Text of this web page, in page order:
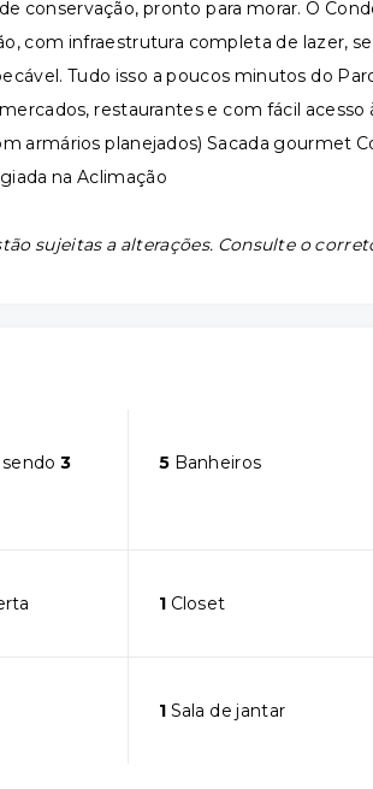
conservação, pronto para morar. O
com infraestrutura completa de lazer,
Tudo isso a poucos minutos do
restaurantes e com fácil acesso
armários planejados) Sacada gourmet
na Aclimação
sujeitas a alterações. Consulte o
sendo3
5Banheiros
1Closet
1Sala de jantar